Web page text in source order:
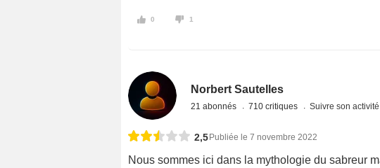
0 1
Norbert Sautelles
21 abonnés 710 critiques Suivre son activité
2,5 Publiée le 7 novembre 2022
Nous sommes ici dans la mythologie du sabreur